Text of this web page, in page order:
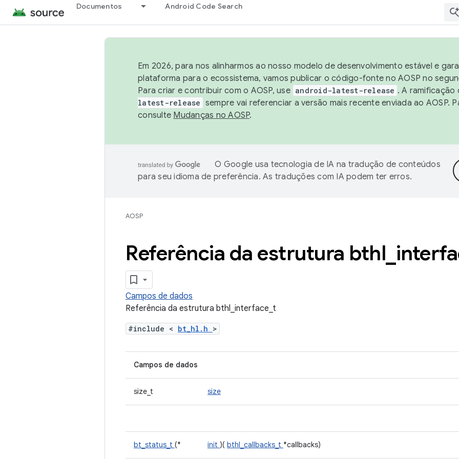
Documentos Android Code Search
Em 2026, para nos alinharmos ao nosso modelo de desenvolvimento estável e
plataforma para o ecossistema, vamos publicar o código-fonte no AOSP no
Para criar e contribuir com o AOSP, use android-latest-release . A ramificação
latest-release sempre vai referenciar a versão mais recente enviada ao AOSP.
consulte Mudanças no AOSP.
O Google usa tecnologia de IA na tradução de conteúdos
para seu idioma de preferência. As traduções com IA podem ter erros.
AOSP
Referência da estrutura bthl
Campos de dados
Referência da estrutura bthl_interface_t
#include < bt_hl.h >
Campos de dados
size_t size
bt_status_t (* init )( bthl_callbacks_t *callbacks)